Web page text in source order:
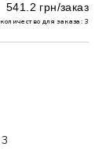
541.2 грн/заказ
для заказа: 3